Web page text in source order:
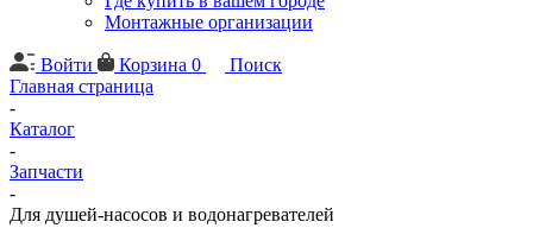
Монтажные организации
Войти Корзина 0
Поиск
Главная страница
-
Каталог
-
Запчасти
-
Для душей-насосов и водонагревателей